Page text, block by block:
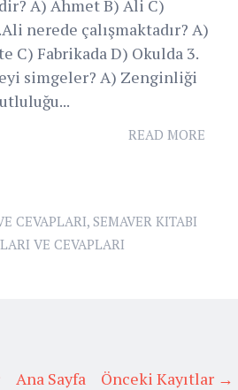
A) Ahmet B) Ali C)
nerede çalışmaktadır? A)
C) Fabrikada D) Okulda 3.
simgeler? A) Zenginliği
READ MORE
CEVAPLARI, SEMAVER KITABI
VE CEVAPLARI
Önceki Kayıtlar →
Ana Sayfa